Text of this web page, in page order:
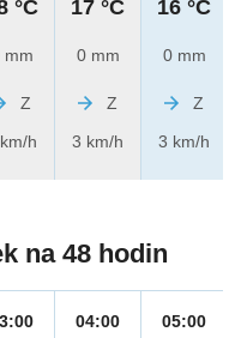
°C
mm
Z
h
17 °C
0 mm
Z
3 km/h
16 °C
0 mm
Z
3 km/h
na 48 hodin
04:00
05:00